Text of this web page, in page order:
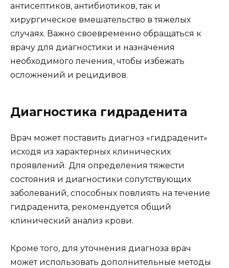
антисептиков, антибиотиков, так и
хирургическое вмешательство в тяжелых
случаях. Важно своевременно обращаться к
врачу для диагностики и назначения
необходимого лечения, чтобы избежать
осложнений и рецидивов.
Диагностика гидраденита
Врач может поставить диагноз «гидраденит»
исходя из характерных клинических
проявлений. Для определения тяжести
состояния и диагностики сопутствующих
заболеваний, способных повлиять на течение
гидраденита, рекомендуется общий
клинический анализ крови.
Кроме того, для уточнения диагноза врач
может использовать дополнительные методы